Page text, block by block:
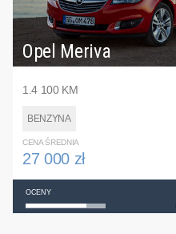
Opel Meriva
1.4 100 KM
BENZYNA
CENA ŚREDNIA
27 000 zł
OCENY